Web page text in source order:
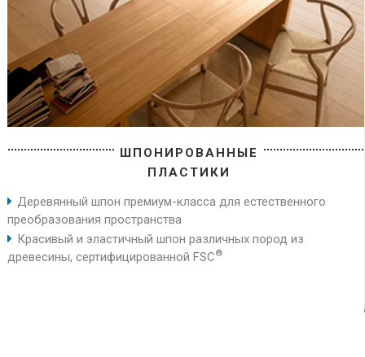
ШПОНИРОВАННЫЕ
ПЛАСТИКИ
Деревянный шпон премиум-класса для естественного
преобразования пространства
Красивый и эластичный шпон различных пород из
древесины, сертифицированной FSC®